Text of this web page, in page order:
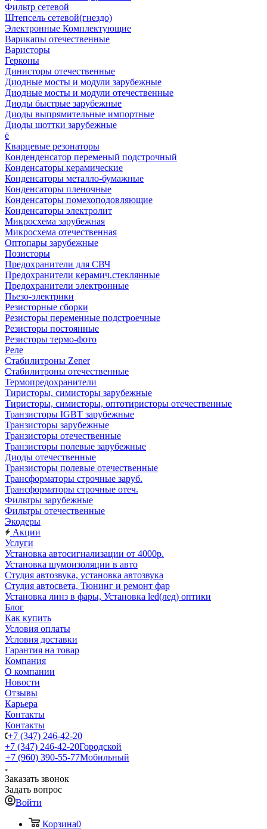
Фильтр сетевой
Штепсель сетевой(гнездо)
Электронные Комплектующие
Варикапы отечественные
Варисторы
Герконы
Динисторы отечественные
Диодные мосты и модули зарубежные
Диодные мосты и модули отечественные
Диоды быстрые зарубежные
Диоды выпрямительные импортные
Диоды шоттки зарубежные
ё
Кварцевые резонаторы
Конденденсатор переменый подстрочный
Конденсаторы керамические
Конденсаторы металло-бумажные
Конденсаторы пленочные
Конденсаторы помехоподовляющие
Конденсаторы электролит
Микросхема зарубежная
Микросхема отечественная
Оптопары зарубежные
Позисторы
Предохранители для СВЧ
Предохранители керамич.стеклянные
Предохранители электронные
Пьезо-электрики
Резисторные сборки
Резисторы переменные подстроечные
Резисторы постоянные
Резисторы термо-фото
Реле
Стабилитроны Zener
Стабилитроны отечественные
Термопредохранители
Тиристоры, симисторы зарубежные
Тиристоры, симисторы, оптотиристоры отечественные
Транзисторы IGBT зарубежные
Транзисторы зарубежные
Транзисторы отечественные
Транзисторы полевые зарубежные
Диоды отечественные
Транзисторы полевые отечественные
Трансформаторы строчные заруб.
Трансформаторы строчные отеч.
Фильтры зарубежные
Фильтры отечественные
Экодеры
Акции
Услуги
Установка автосигнализации от 4000р.
Установка шумоизоляции в авто
Студия автозвука, установка автозвука
Студия автосвета, Тюнинг и ремонт фар
Установка линз в фары, Установка led(лед) оптики
Блог
Как купить
Условия оплаты
Условия доставки
Гарантия на товар
Компания
О компании
Новости
Отзывы
Карьера
Контакты
Контакты
+7 (347) 246-42-20
+7 (347) 246-42-20Городской
+7 (960) 390-55-77Мобильный
Заказать звонок
Задать вопрос
Войти
Корзина0